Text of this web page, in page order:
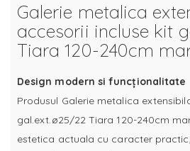
Galerie metalica
accesorii incluse kit
Tiara 120-240cm
Design modern si funcționalitate
Produsul Galerie metalica
gal.ext.ø25/22 Tiara 120-240cm
estetica actuala cu caracter